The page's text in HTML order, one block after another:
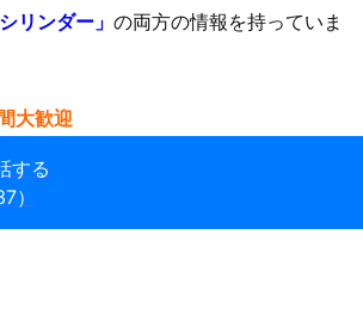
リンダー」 の両方の情報を持っていま
大歓迎
する
）